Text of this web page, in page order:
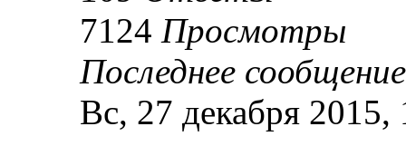
7124 Просмотры
Последнее
Вс, 27 декабря 2015,